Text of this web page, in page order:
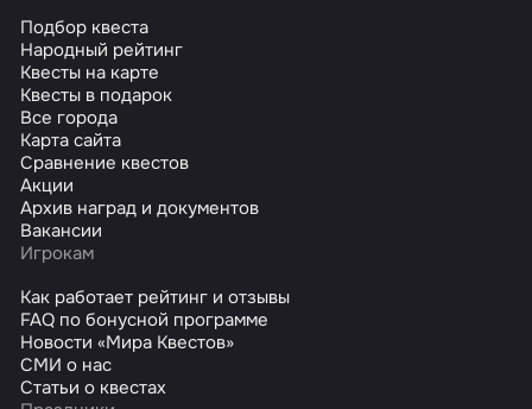
Подбор квеста
Народный рейтинг
Квесты на карте
Квесты в подарок
Все города
Карта сайта
Сравнение квестов
Акции
Архив наград и документов
Вакансии
Игрокам
Как работает рейтинг и отзывы
FAQ по бонусной программе
Новости «Мира Квестов»
СМИ о нас
Статьи о квестах